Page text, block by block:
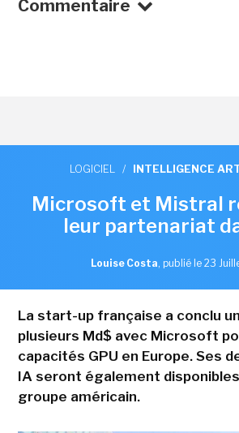
Commentaire
LOGICIEL / INTELLIGENCE
Microsoft et Mistral
leur partenariat
Louise Costa, publié le 23
La start-up française a conclu
plusieurs Md$ avec Microsoft
capacités GPU en Europe. Ses
IA seront également
groupe américain.